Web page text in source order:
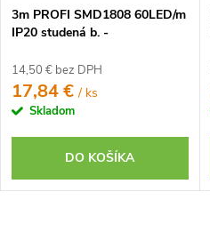
3m PROFI SMD1808 60LED/m
IP20 studená b. -
14,50 € bez DPH
17,84 €/ ks
Skladom
DO KOŠÍKA